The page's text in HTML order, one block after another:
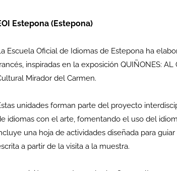
Estepona (Estepona)
Escuela Oficial de Idiomas de Estepona ha
inspiradas en la exposición QUIÑONES:
Mirador del Carmen.
unidades forman parte del proyecto
idiomas con el arte, fomentando el uso del
una hoja de actividades diseñada para
a partir de la visita a la muestra.